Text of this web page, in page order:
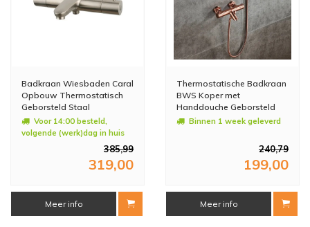
Badkraan Wiesbaden Caral
Opbouw Thermostatisch
Geborsteld Staal
Voor 14:00 besteld,
volgende (werk)dag in huis
385,99
319,00
Meer info
Thermostatische Badkraan
BWS Koper met
Handdouche Geborsteld
KoperBinnen 1 week geleverd
240,79
199,00
Meer info